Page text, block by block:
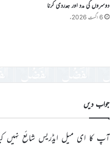
دوسروں کی مدد اور ہمدردی کرنا
6 اگست 2026ء
جواب دیں
آپ کا ای میل ایڈریس شائع نہیں